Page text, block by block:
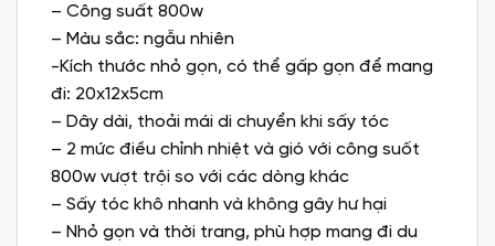
– Công suất 800w
– Màu sắc: ngẫu nhiên
-Kích thước nhỏ gọn, có thể gấp gọn để mang
đi: 20x12x5cm
– Dây dài, thoải mái di chuyển khi sấy tóc
– 2 mức điều chỉnh nhiệt và gió với công suốt
800w vượt trội so với các dòng khác
– Sấy tóc khô nhanh và không gây hư hại
– Nhỏ gọn và thời trang, phù hợp mang đi du